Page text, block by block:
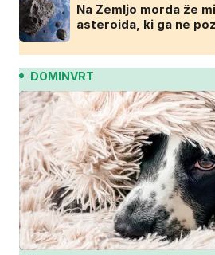
Na Zemljo morda že
asteroida, ki ga ne
DOMINVRT